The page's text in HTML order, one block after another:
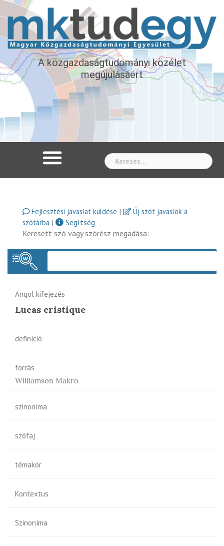
A közgazdaságtudományi közélet
megújulásáért
Fejlesztési javaslat küldése |
Új szót javaslok a
szótárba |
Segítség
Keresett szó vagy szórész megadása:
Angol kifejezés
Lucas cristique
definíció
forrás
Williamson Makro
szinoníma
szófaj
témakör
Kontextus
Szinoníma